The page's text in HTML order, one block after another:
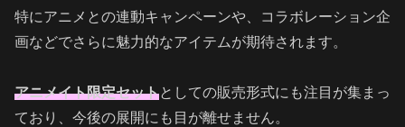
特にアニメとの連動キャンペーンや、コラボレーション企
画などでさらに魅力的なアイテムが期待されます。
アニメイト限定セットとしての販売形式にも注目が集まっ
ており、今後の展開にも目が離せません。